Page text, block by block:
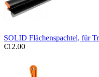
SOLID Flächenspachtel, für
€12.00